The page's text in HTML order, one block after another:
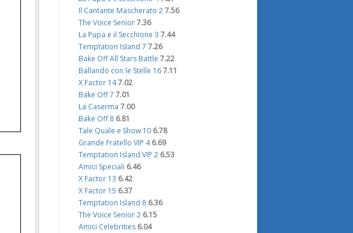
Il Cantante Mascherato 2 7.56
The Voice Senior 7.36
La Pupa e il Secchione 3 7.44
Temptation Island 7 7.26
Bake Off All Stars Battle 7.22
Ballando con le Stelle 16 7.11
X Factor 147.02
Bake Off 7 7.01
La Caserma 7.00
Bake Off 8 6.81
Tale Quale e Show 10 6.78
Grande Fratello VIP 4 6.69
Temptation Island VIP 2 6.53
Amici Speciali 6.46
X Factor 13 6.42
X Factor 15 6.37
Temptation Island 8 6.36
The Voice Senior 2 6.15
Amici Celebrities 6.04